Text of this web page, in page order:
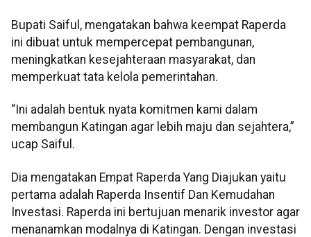
Bupati Saiful, mengatakan bahwa keempat Raperda
ini dibuat untuk mempercepat pembangunan,
meningkatkan kesejahteraan masyarakat, dan
memperkuat tata kelola pemerintahan.
“Ini adalah bentuk nyata komitmen kami dalam
membangun Katingan agar lebih maju dan sejahtera,”
ucap Saiful.
Dia mengatakan Empat Raperda Yang Diajukan yaitu
pertama adalah Raperda Insentif Dan Kemudahan
Investasi. Raperda ini bertujuan menarik investor agar
menanamkan modalnya di Katingan. Dengan investasi